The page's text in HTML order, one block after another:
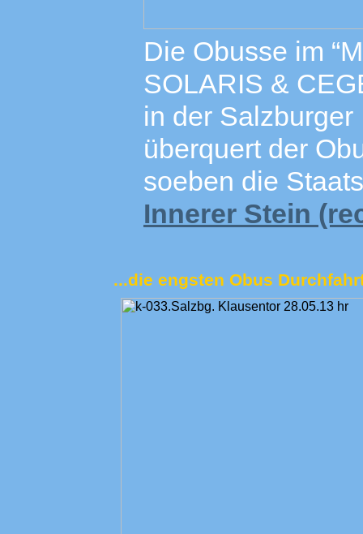
Die Obusse im
SOLARIS &
in der
überquert der
soeben die
Innerer Stein
...die engsten Obus